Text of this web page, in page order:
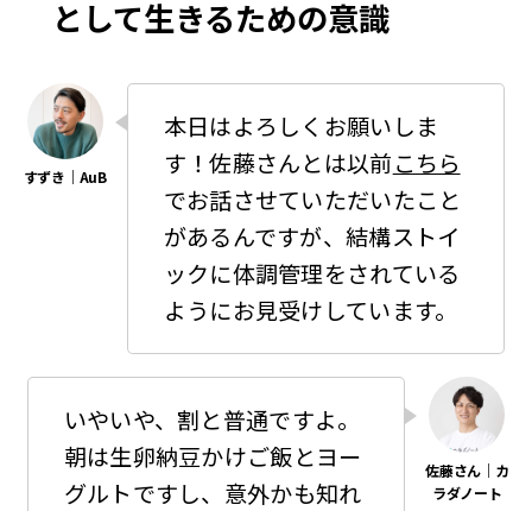
として生きるための意識
本日はよろしくお願いしま
す！佐藤さんとは以前こちら
でお話させていただいたこと
があるんですが、結構ストイ
ックに体調管理をされている
ようにお見受けしています。
いやいや、割と普通ですよ。
朝は生卵納豆かけご飯とヨー
グルトですし、意外かも知れ